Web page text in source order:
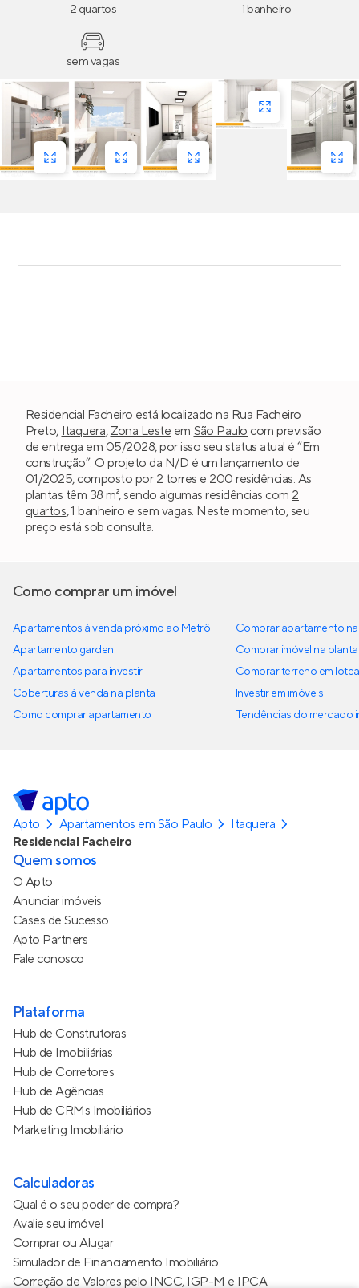
2 quartos 1 banheiro
sem vagas
Residencial Facheiro está localizado na Rua Facheiro
Preto, Itaquera, Zona Leste em São Paulo com previsão
de entrega em 05/2028, por isso seu status atual é “Em
construção”. O projeto da N/D é um lançamento de
01/2025, composto por 2 torres e 200 residências. As
plantas têm 38 m², sendo algumas residências com 2
quartos, 1 banheiro e sem vagas. Neste momento, seu
preço está sob consulta.
Como comprar um imóvel
Apartamentos à venda próximo ao Metrô
Apartamento garden
Apartamentos para investir
Coberturas à venda na planta
Como comprar apartamento
Comprar apartamento
Comprar imóvel na planta
Comprar terreno em
Investir em imóveis
Tendências do mercado
Apto Apartamentos em São Paulo
Itaquera
Residencial Facheiro
Quem somos
O Apto
Anunciar imóveis
Cases de Sucesso
Apto Partners
Fale conosco
Plataforma
Hub de Construtoras
Hub de Imobiliárias
Hub de Corretores
Hub de Agências
Hub de CRMs Imobiliários
Marketing Imobiliário
Calculadoras
Qual é o seu poder de compra?
Avalie seu imóvel
Comprar ou Alugar
Simulador de Financiamento Imobiliário
Correção de Valores pelo INCC, IGP-M e IPCA